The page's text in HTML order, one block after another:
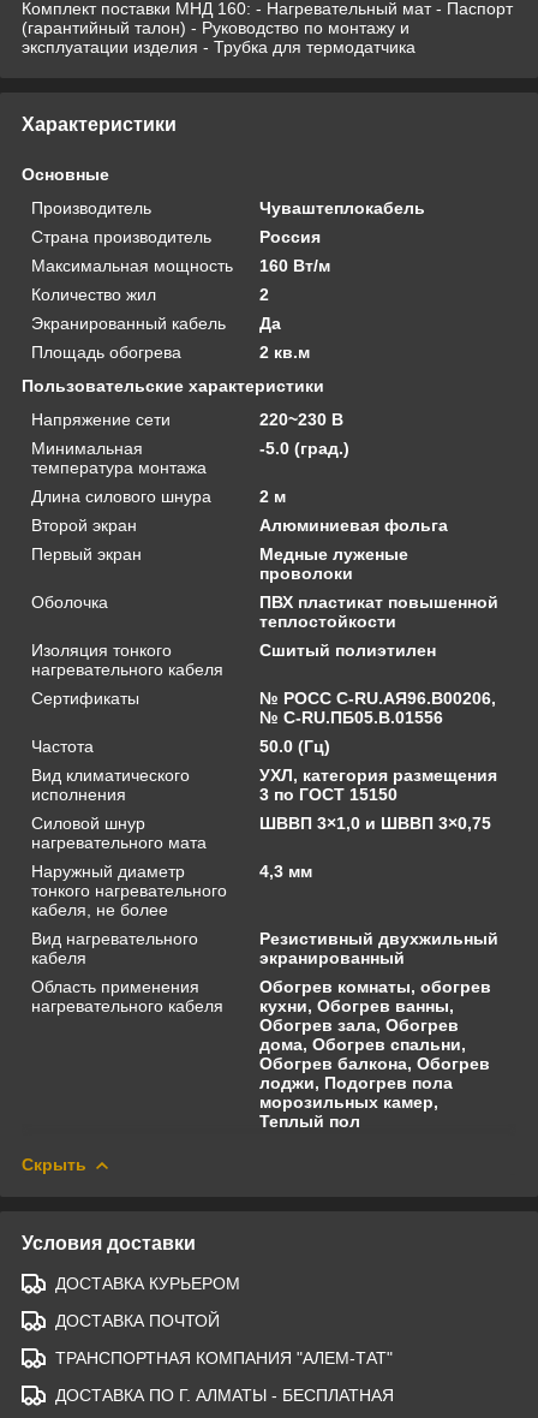
Комплект поставки МНД 160: - Нагревательный мат - Паспорт
(гарантийный талон) - Руководство по монтажу и
эксплуатации изделия - Трубка для термодатчика
Характеристики
Основные
Производитель
Чуваштеплокабель
Страна производитель
Россия
Максимальная мощность
160 Вт/м
Количество жил
2
Экранированный кабель
Да
Площадь обогрева
2 кв.м
Пользовательские характеристики
Напряжение сети
220~230 В
Минимальная
температура монтажа
-5.0 (град.)
Длина силового шнура
2 м
Второй экран
Алюминиевая фольга
Первый экран
Медные луженые
проволоки
Оболочка
ПВХ пластикат повышенной
теплостойкости
Изоляция тонкого
нагревательного кабеля
Сшитый полиэтилен
Сертификаты
№ РОСС C-RU.АЯ96.В00206,
№ С-RU.ПБ05.В.01556
Частота
50.0 (Гц)
Вид климатического
исполнения
УХЛ, категория размещения
3 по ГОСТ 15150
Силовой шнур
нагревательного мата
ШВВП 3×1,0 и ШВВП 3×0,75
Наружный диаметр
тонкого нагревательного
кабеля, не более
4,3 мм
Вид нагревательного
кабеля
Резистивный двухжильный
экранированный
Область применения
нагревательного кабеля
Обогрев комнаты, обогрев
кухни, Обогрев ванны,
Обогрев зала, Обогрев
дома, Обогрев спальни,
Обогрев балкона, Обогрев
лоджи, Подогрев пола
морозильных камер,
Теплый пол
Скрыть
Условия доставки
ДОСТАВКА КУРЬЕРОМ
ДОСТАВКА ПОЧТОЙ
ТРАНСПОРТНАЯ КОМПАНИЯ "АЛЕМ-ТАТ"
ДОСТАВКА ПО Г. АЛМАТЫ - БЕСПЛАТНАЯ